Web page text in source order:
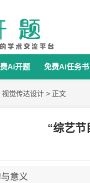
Ai开题 免费Ai任务书
视觉传达设计 > 正文
“综艺节
意义